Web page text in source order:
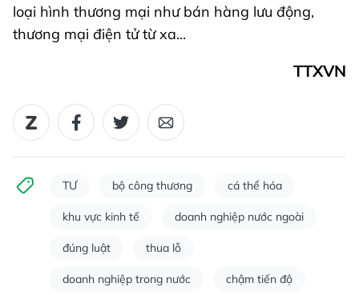
loại hình thương mại như bán hàng lưu động,
thương mại điện tử từ xa...
TTXVN
TƯ bộ công thương cá thể hóa
khu vực kinh tế doanh nghiệp nước ngoài
đúng luật thua lỗ
doanh nghiệp trong nước chậm tiến độ